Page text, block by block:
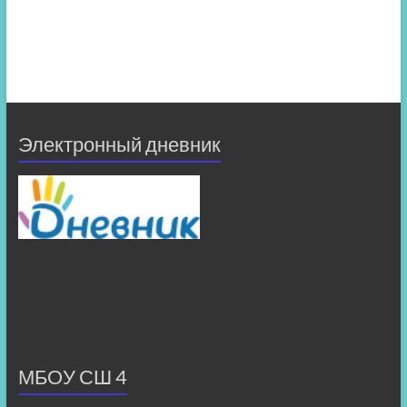
Электронный дневник
МБОУ СШ 4